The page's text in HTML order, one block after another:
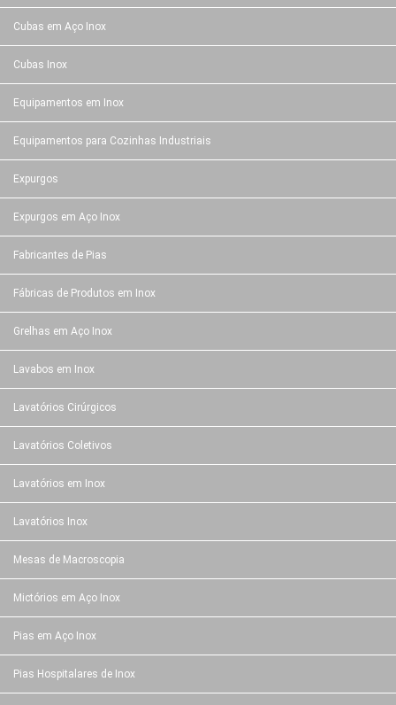
Cubas em Aço Inox
Cubas Inox
Equipamentos em Inox
Equipamentos para Cozinhas Industriais
Expurgos
Expurgos em Aço Inox
Fabricantes de Pias
Fábricas de Produtos em Inox
Grelhas em Aço Inox
Lavabos em Inox
Lavatórios Cirúrgicos
Lavatórios Coletivos
Lavatórios em Inox
Lavatórios Inox
Mesas de Macroscopia
Mictórios em Aço Inox
Pias em Aço Inox
Pias Hospitalares de Inox